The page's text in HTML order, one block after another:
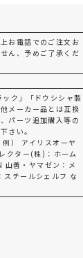
お電話でのご注文お
ん、予めご了承くだ
ック」「ドウシシャ製
メーカー品とは互換
パーツ追加購入等の
さい。
） アイリスオーヤ
クター(株)：ホーム
山善・ヤマゼン：メ
スチールシェルフ な